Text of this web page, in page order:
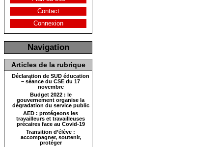
Contact
Connexion
Navigation
Articles de la rubrique
Déclaration de SUD éducation
– séance du CSE du 17
novembre
Budget 2022 : le
gouvernement organise la
dégradation du service public
AED : protégeons les
travailleurs et travailleuses
précaires face au Covid-19
Transition d’élève :
accompagner, soutenir,
protéger